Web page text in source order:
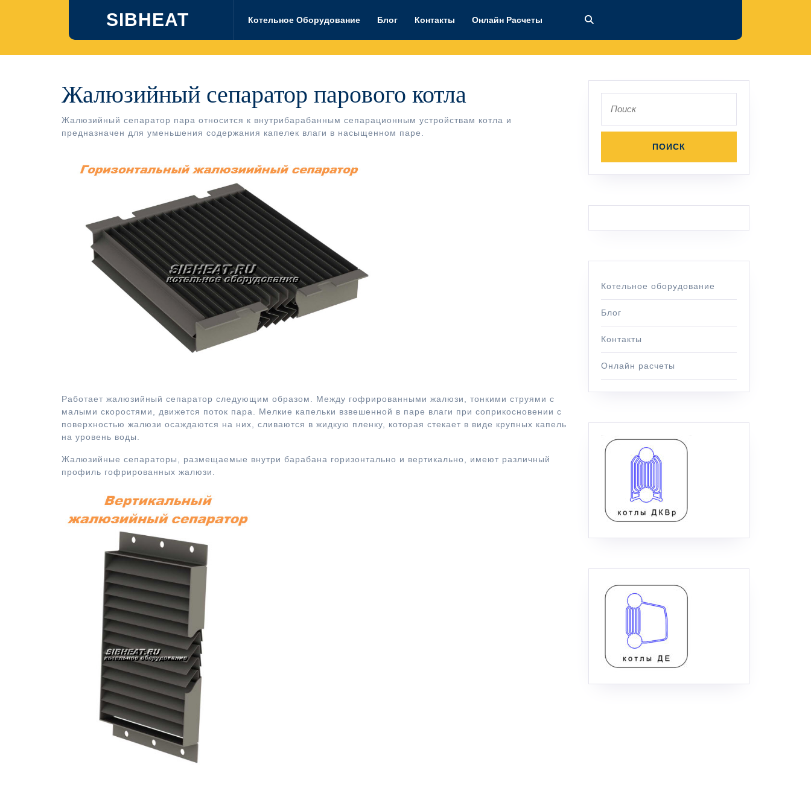
SIBHEAT Котельное Оборудование Блог Контакты Онлайн Расчеты
Жалюзийный сепаратор парового котла
Жалюзийный сепаратор пара относится к внутрибарабанным сепарационным устройствам котла и
предназначен для уменьшения содержания капелек влаги в насыщенном паре.
Работает жалюзийный сепаратор следующим образом. Между гофрированными жалюзи, тонкими струями с
малыми скоростями, движется поток пара. Мелкие капельки взвешенной в паре влаги при соприкосновении с
поверхностью жалюзи осаждаются на них, сливаются в жидкую пленку, которая стекает в виде крупных капель
на уровень воды.
Жалюзийные сепараторы, размещаемые внутри барабана горизонтально и вертикально, имеют различный
профиль гофрированных жалюзи.
по:
Котельное оборудование
Блог
Контакты
Онлайн расчеты